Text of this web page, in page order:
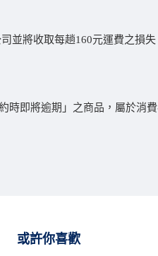
將收取每趟160元運費之損
即將逾期」之商品，屬於消
或許你喜歡